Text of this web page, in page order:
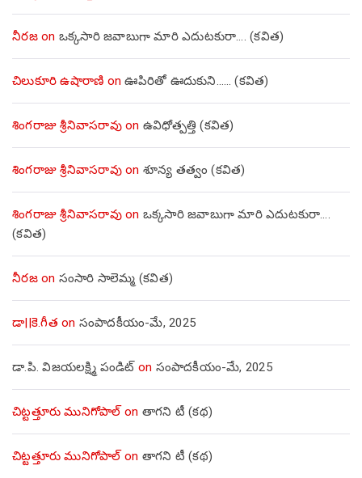
నీరజon ఒక్కసారి జవాబుగా మారి ఎదుటకురా…. (కవిత)
చిలుకూరి ఉషారాణి onఊపిరితో ఊదుకుని…… (కవిత)
శింగరాజు శ్రీనివాసరావుon ఉవిధోత్పత్తి (కవిత)
శింగరాజు శ్రీనివాసరావుon శూన్య తత్వం (కవిత)
శింగరాజు శ్రీనివాసరావుon ఒక్కసారి జవాబుగా మారి ఎదుటకురా….
(కవిత)
నీరజon సంసారి సాలెమ్మ (కవిత)
డా||కె.గీత on సంపాదకీయం-మే, 2025
డా.పి. విజయలక్ష్మి పండిట్ on సంపాదకీయం-మే, 2025
చిట్టత్తూరు మునిగోపాల్on తాగని టీ (కథ)
చిట్టత్తూరు మునిగోపాల్on తాగని టీ (కథ)